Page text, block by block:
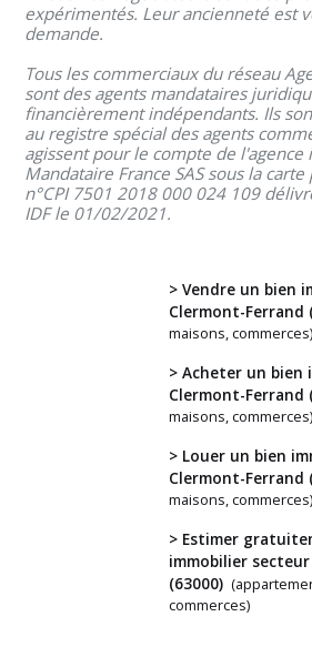
expérimentés. Leur ancienneté est
demande.
Tous les commerciaux du réseau
sont des agents mandataires
financièrement indépendants. Ils
au registre spécial des agents
agissent pour le compte de
Mandataire France SAS sous la
n°CPI 7501 2018 000 024 109
IDF le 01/02/2021.
> Vendre un bien
Clermont-Ferrand
maisons, commerces)
> Acheter un bien
Clermont-Ferrand
maisons, commerces)
> Louer un bien
Clermont-Ferrand
maisons, commerces)
> Estimer
immobilier
(63000)
commerces)